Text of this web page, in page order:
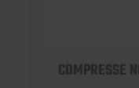
COMPRESSE